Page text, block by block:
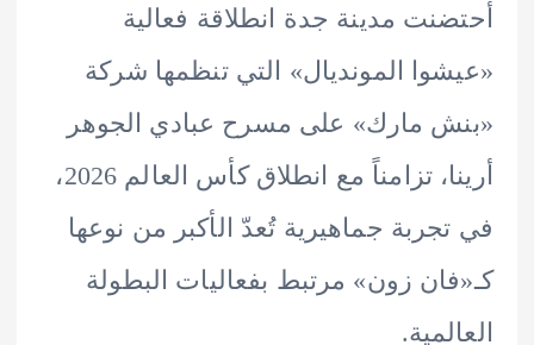
مدينة جدة انطلاقة فعالية
المونديال» التي تنظمها شركة
مارك» على مسرح عبادي الجوهر
أرينا، تزامناً مع انطلاق كأس العالم 2026،
جماهيرية تُعدّ الأكبر من نوعها
زون» مرتبط بفعاليات البطولة